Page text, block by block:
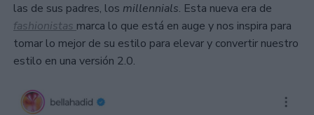
las de sus padres, los millennials. Esta nueva era de
fashionistas marca lo que está en auge y nos inspira para
tomar lo mejor de su estilo para elevar y convertir nuestro
estilo en una versión 2.0.